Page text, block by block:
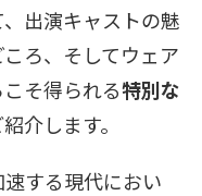
出演キャストの魅
ろ、そしてウェア
そ得られる特別な
介します。
する現代におい